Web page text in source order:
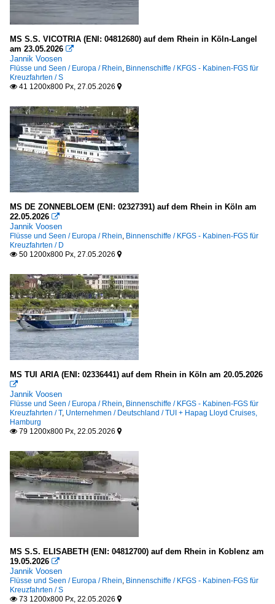
MS S.S. VICOTRIA (ENI: 04812680) auf dem Rhein in Köln-Langel
am 23.05.2026 
Jannik Voosen
Flüsse und Seen / Europa / Rhein, Binnenschiffe / KFGS - Kabinen-FGS für
Kreuzfahrten / S
 41 1200x800 Px, 27.05.2026 
MS DE ZONNEBLOEM (ENI: 02327391) auf dem Rhein in Köln am
22.05.2026 
Jannik Voosen
Flüsse und Seen / Europa / Rhein, Binnenschiffe / KFGS - Kabinen-FGS für
Kreuzfahrten / D
 50 1200x800 Px, 27.05.2026 
MS TUI ARIA (ENI: 02336441) auf dem Rhein in Köln am 20.05.2026

Jannik Voosen
Flüsse und Seen / Europa / Rhein, Binnenschiffe / KFGS - Kabinen-FGS für
Kreuzfahrten / T, Unternehmen / Deutschland / TUI + Hapag Lloyd Cruises,
Hamburg
 79 1200x800 Px, 22.05.2026 
MS S.S. ELISABETH (ENI: 04812700) auf dem Rhein in Koblenz am
19.05.2026 
Jannik Voosen
Flüsse und Seen / Europa / Rhein, Binnenschiffe / KFGS - Kabinen-FGS für
Kreuzfahrten / S
 73 1200x800 Px, 22.05.2026 